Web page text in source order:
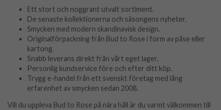
Ett stort och noggrant utvalt sortiment.
De senaste kollektionerna och säsongens nyheter.
Smycken med modern skandinavisk design.
Originalförpackning från Bud to Rose i form av påse eller
kartong.
Snabb leverans direkt från vårt eget lager.
Personlig kundservice före och efter ditt köp.
Trygg e-handel från ett svenskt företag med lång
erfarenhet av smycken sedan 2008.
Vill du uppleva Bud to Rose på nära håll är du varmt välkommen till